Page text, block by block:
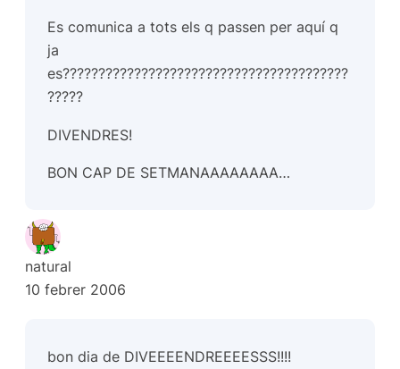
Es comunica a tots els q passen per aquí q
ja
es????????????????????????????????????????
?????
DIVENDRES!
BON CAP DE SETMANAAAAAAAA…
natural
10 febrer 2006
bon dia de DIVEEEENDREEEESSS!!!!